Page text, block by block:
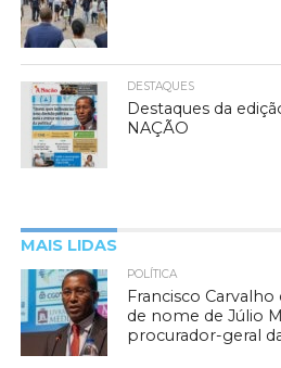
DESTAQUES
Destaques da
NAÇÃO
MAIS LIDAS
POLÍTICA
Francisco
de nome de Júlio
procurador-geral